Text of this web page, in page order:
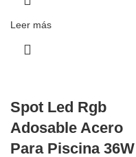
Leer más
Spot Led Rgb
Adosable Acero
Para Piscina 36W